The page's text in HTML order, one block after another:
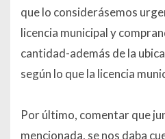
que lo considerásemos
licencia municipal y
cantidad-además de la
según lo que la licencia
Por último, comentar que
mencionada, se nos daba